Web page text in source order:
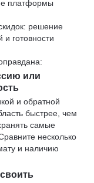
платформы
решение
готовности
или
и обратной
быстрее, чем
самые
несколько
и наличию